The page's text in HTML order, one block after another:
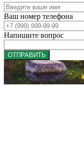
Ваш номер телефона
Напишите вопрос
ОТПРАВИТЬ